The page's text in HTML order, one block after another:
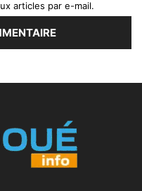
articles par e-mail.